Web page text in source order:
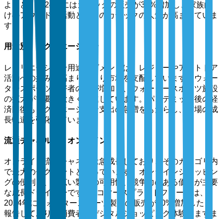
よると、2024年にはカヤックの販売が35%増加し、家族向
けのアウトドア活動としてのカヤックの人気が高まっていま
す。
用途別：レクリエーション
レクリエーション用途セグメントは、レジャーやアウトドア
活動への好みの高まりにより市場を支配しています。ウォー
タースポーツ愛好者の数が増加し、ウォータースポーツ施設
の拡大が需要を大きく促進しています。パンデミック後の経
済回復もレクリエーション支出の急増をもたらし、市場の成
長軌道を強化しています。
流通チャネル別：オンライン
オンライン流通チャネルは急成長しており、そのカテゴリ内
で最大のセグメントとなっています。オンラインショッピン
グの便利さ、幅広い製品の可用性、競争力のある価格が主要
な成長ドライバーです。Eコマースプラットフォームは、
2024年にウォータースポーツ製品の販売が40%増加したと
報告しており、消費者はデジタルショッピング体験をますま